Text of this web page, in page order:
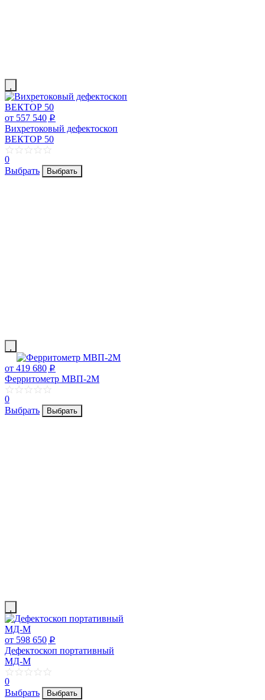
от 557 540 p
Вихретоковый дефектоскоп
ВЕКТОР 50
0
Выбрать
Выбрать
от 419 680 p
Ферритометр МВП-2М
0
Выбрать
Выбрать
от 598 650 p
Дефектоскоп портативный
МД-М
0
Выбрать
Выбрать